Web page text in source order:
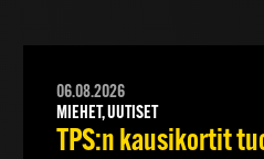
06.08.2026
MIEHET, UUTISET
TPS:n kausikortit